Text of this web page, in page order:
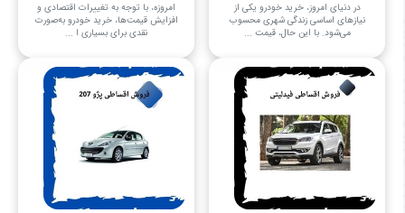
در دنیای امروز، خرید خودرو یکی از
نیازهای اساسی زندگی شهری محسوب
می‌شود. با این حال، قیمت‌ ...
امروزه، با توجه به تغییرات اقتصادی و
افزایش قیمت‌ها، خرید خودرو به‌صورت
نقدی برای بسیاری ا ...